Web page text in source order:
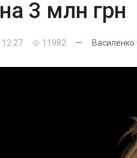
3 млн грн
11982 — Василенко